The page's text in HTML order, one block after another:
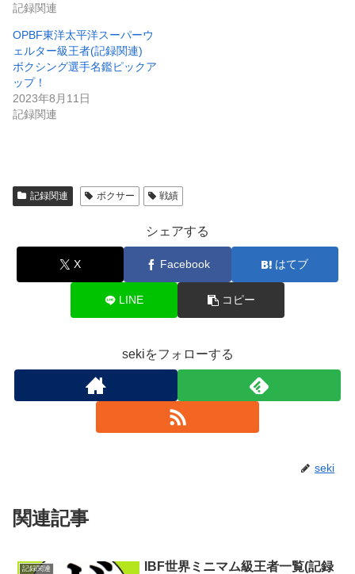
記録関連
OPBF東洋太平洋スーパーウ
ェルター級王者(記録関連)
ボクシング選手名鑑ピックア
ップ！
2023年8月11日
記録関連
記録関連 ボクサー 戦績
シェアする
X Facebook はてブ
LINE コピー
sekiをフォローする
seki
関連記事
記録関連
IBF世界ミニマム級王者一覧(記録